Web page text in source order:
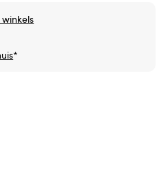
winkels
*